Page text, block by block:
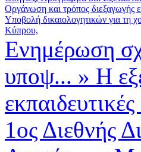
Οργάνωση και τρόπος διεξαγωγής
Υποβολή δικαιολογητικών για τη
Κύπρου,
Ενημέρωση
υποψ... » Η
1ος Διεθνής